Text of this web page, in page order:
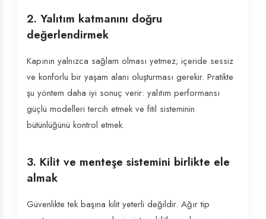
2. Yalıtım katmanını doğru
değerlendirmek
Kapının yalnızca sağlam olması yetmez; içeride sessiz
ve konforlu bir yaşam alanı oluşturması gerekir. Pratikte
şu yöntem daha iyi sonuç verir: yalıtım performansı
güçlü modelleri tercih etmek ve fitil sisteminin
bütünlüğünü kontrol etmek.
3. Kilit ve menteşe sistemini birlikte ele
almak
Güvenlikte tek başına kilit yeterli değildir. Ağır tip